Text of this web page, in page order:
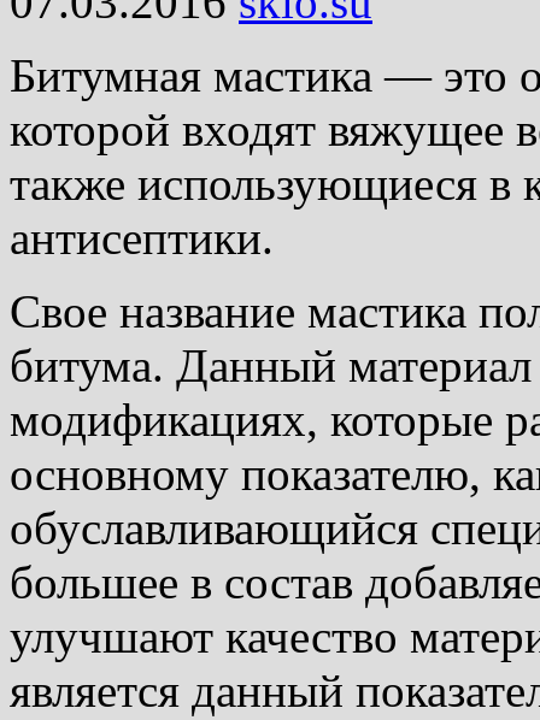
Битумная мастика — это
которой входят вяжущее
также использующиеся в
антисептики.
Свое название мастика
битума. Данный
модификациях, которые
основному показателю,
обуславливающийся
большее в состав
улучшают качество
является данный